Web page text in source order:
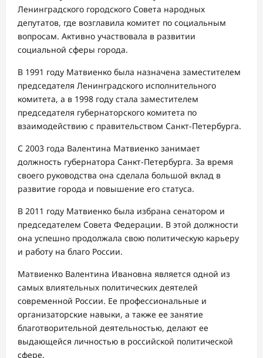
Ленинградского городского Совета народных
депутатов, где возглавила комитет по социальным
вопросам. Активно участвовала в развитии
социальной сферы города.
В 1991 году Матвиенко была назначена заместителем
председателя Ленинградского исполнительного
комитета, а в 1998 году стала заместителем
председателя губернаторского комитета по
взаимодействию с правительством Санкт-Петербурга.
С 2003 года Валентина Матвиенко занимает
должность губернатора Санкт-Петербурга. За время
своего руководства она сделала большой вклад в
развитие города и повышение его статуса.
В 2011 году Матвиенко была избрана сенатором и
председателем Совета Федерации. В этой должности
она успешно продолжала свою политическую карьеру
и работу на благо России.
Матвиенко Валентина Ивановна является одной из
самых влиятельных политических деятелей
современной России. Ее профессиональные и
организаторские навыки, а также ее занятие
благотворительной деятельностью, делают ее
выдающейся личностью в российской политической
сфере.